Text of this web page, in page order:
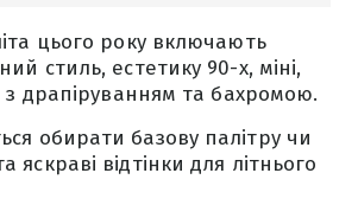
цього року включають
стиль, естетику 90-х, міні,
з драпіруванням та бахромою.
обирати базову палітру чи
яскраві відтінки для літнього